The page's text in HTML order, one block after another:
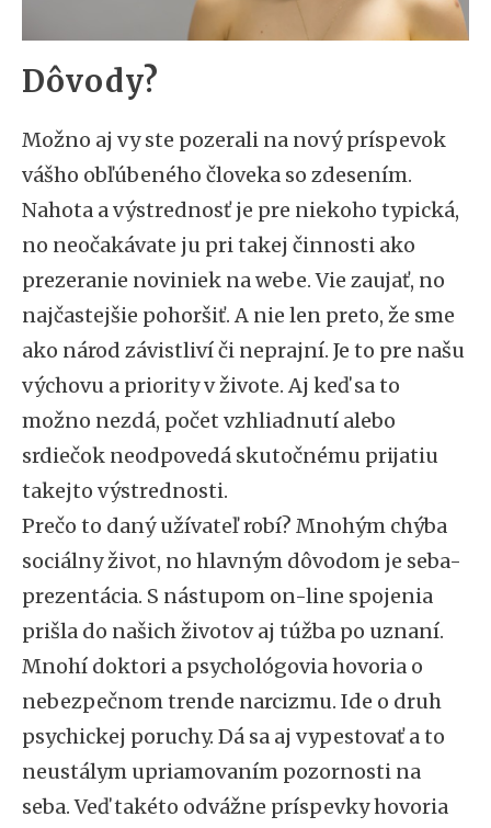
Dôvody?
Možno aj vy ste pozerali na nový príspevok
vášho obľúbeného človeka so zdesením.
Nahota a výstrednosť je pre niekoho typická,
no neočakávate ju pri takej činnosti ako
prezeranie noviniek na webe. Vie zaujať, no
najčastejšie pohoršiť. A nie len preto, že sme
ako národ závistliví či neprajní. Je to pre našu
výchovu a priority v živote. Aj keď sa to
možno nezdá, počet vzhliadnutí alebo
srdiečok neodpovedá skutočnému prijatiu
takejto výstrednosti.
Prečo to daný užívateľ robí? Mnohým chýba
sociálny život, no hlavným dôvodom je seba-
prezentácia. S nástupom on-line spojenia
prišla do našich životov aj túžba po uznaní.
Mnohí doktori a psychológovia hovoria o
nebezpečnom trende narcizmu. Ide o druh
psychickej poruchy. Dá sa aj vypestovať a to
neustálym upriamovaním pozornosti na
seba. Veď takéto odvážne príspevky hovoria